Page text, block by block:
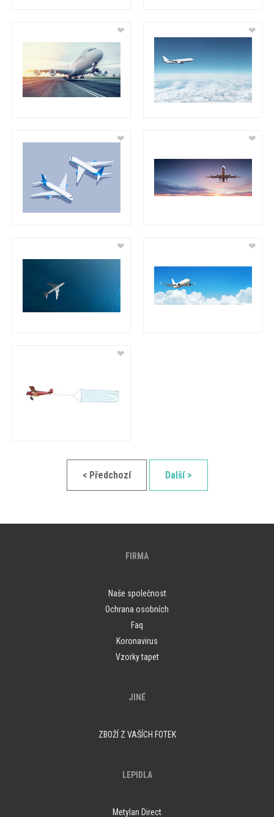
❤ ❤
❤ ❤
❤ ❤
❤
< Předchozí Další >
FIRMA
Naše společnost
Ochrana osobních
Faq
Koronavirus
Vzorky tapet
JINÉ
ZBOŽÍ Z VAŠÍCH FOTEK
LEPIDLA
Metylan Direct